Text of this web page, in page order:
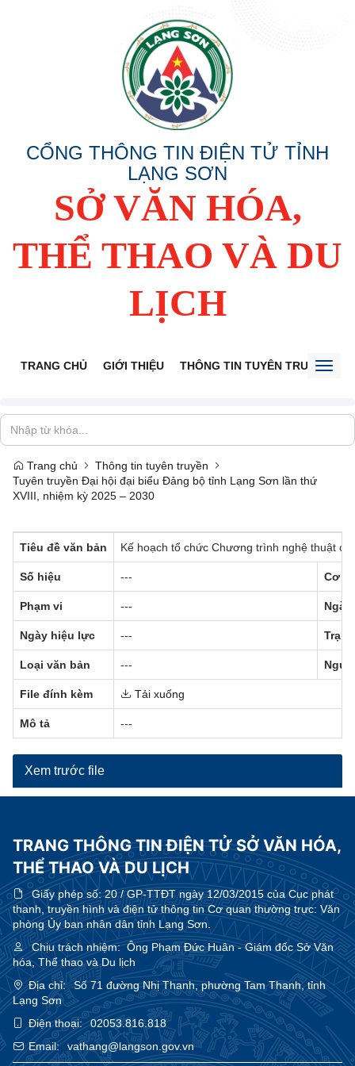
CỔNG THÔNG TIN ĐIỆN TỬ TỈNH
LẠNG SƠN
SỞ VĂN HÓA,
THỂ THAO VÀ DU
LỊCH
TRANG CHỦ GIỚI THIỆU THÔNG TIN TUYÊN TRUYỀN
Trang chủ
Thông tin tuyên truyền
Tuyên truyền Đại hội đại biểu Đảng bộ tỉnh Lạng Sơn lần thứ
XVIII, nhiệm kỳ 2025 – 2030
Tiêu đề văn bản Kế hoạch tổ chức Chương trình nghệ thuật
Số hiệu --- Cơ
Phạm vi ---
Ngày hiệu lực ---
Loại văn bản ---
File đính kèm Tải xuống
Mô tả ---
Xem trước file
TRANG THÔNG TIN ĐIỆN TỬ SỞ VĂN HÓA,
THỂ THAO VÀ DU LỊCH
Giấy phép số:20 / GP-TTĐT ngày 12/03/2015 của Cục phát
thanh, truyền hình và điện tử thông tin Cơ quan thường trực: Văn
phòng Ủy ban nhân dân tỉnh Lạng Sơn.
Chịu trách nhiệm:Ông Phạm Đức Huân - Giám đốc Sở Văn
hóa, Thể thao và Du lịch
Địa chỉ:
Số 71 đường Nhị Thanh, phường Tam Thanh, tỉnh
Lạng Sơn
Điện thoại:
02053.816.818
Email:
vathang@langson.gov.vn